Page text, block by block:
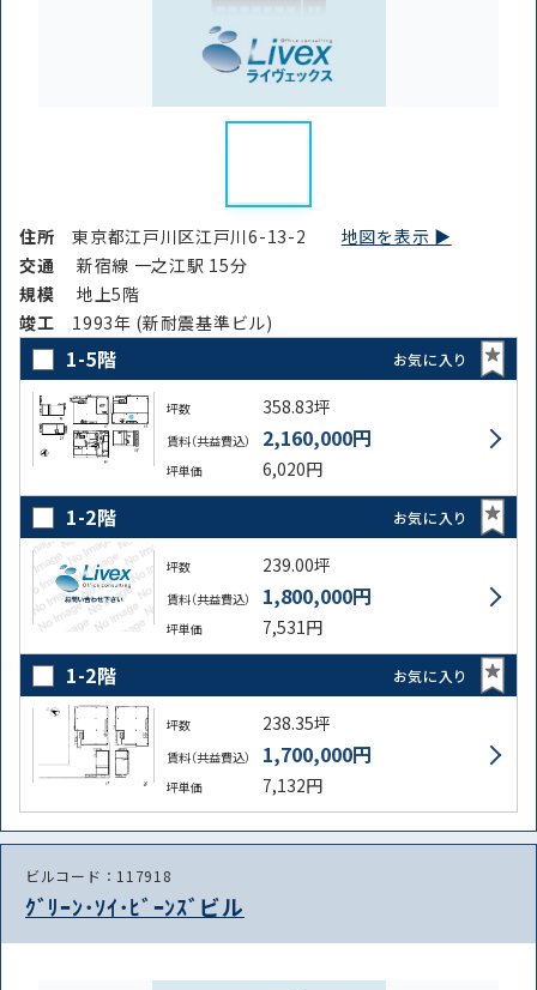
住所東京都江戸川区江戸川6-13-2 地図を表示 ▶︎
交通
新宿線 一之江駅 15分
規模
地上5階
竣⼯ 1993年 (新耐震基準ビル)
1-5階 お気に入り
坪数 358.83坪
賃料（共益費込） 2,160,000円
坪単価 6,020円
1-2階 お気に入り
坪数 239.00坪
賃料（共益費込） 1,800,000円
坪単価 7,531円
1-2階 お気に入り
坪数 238.35坪
賃料（共益費込） 1,700,000円
坪単価 7,132円
ビルコード：117918
ｸﾞﾘｰﾝ･ｿｲ･ﾋﾞｰﾝｽﾞビル